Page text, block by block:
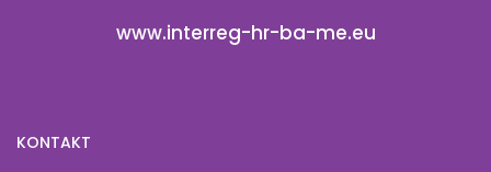
www.interreg-hr-ba-me.eu
KONTAKT